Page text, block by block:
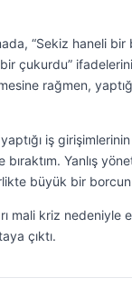
“Sekiz haneli bir
çukurdu”
rağmen,
iş
Yanlış
büyük bir
mali kriz nedeniyle
çıktı.